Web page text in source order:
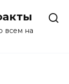
всем на